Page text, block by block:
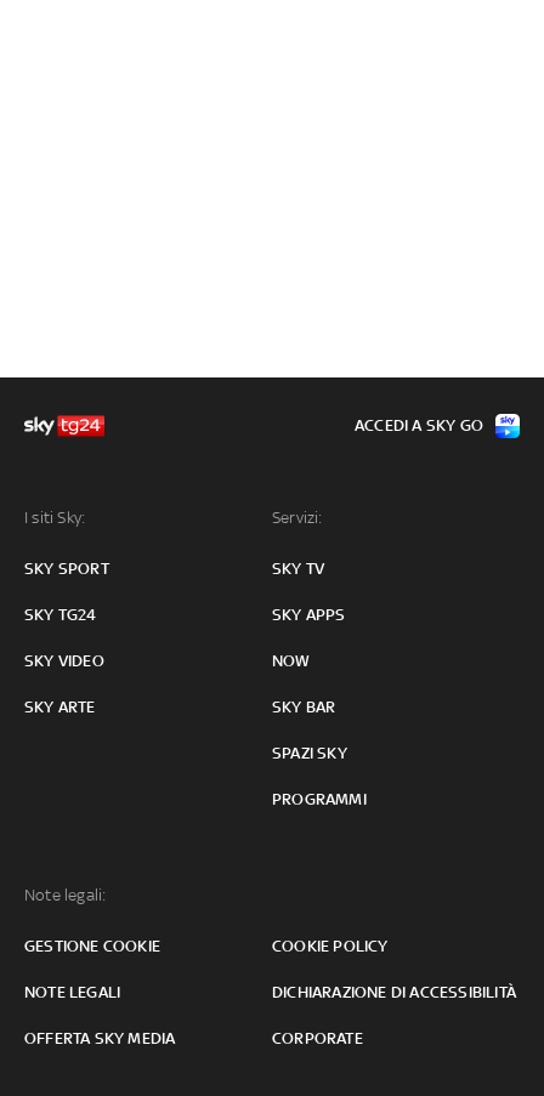
I siti Sky:
SKY SPORT
SKY TG24
SKY VIDEO
SKY ARTE
Servizi:
SKY TV
SKY APPS
NOW
SKY BAR
SPAZI SKY
PROGRAMMI
Note legali:
GESTIONE COOKIE COOKIE POLICY
NOTE LEGALI DICHIARAZIONE DI ACCESSIBILITÀ
OFFERTA SKY MEDIA CORPORATE
ACCEDI A SKY GO